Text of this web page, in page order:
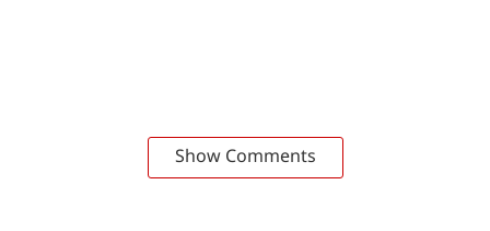
Show Comments